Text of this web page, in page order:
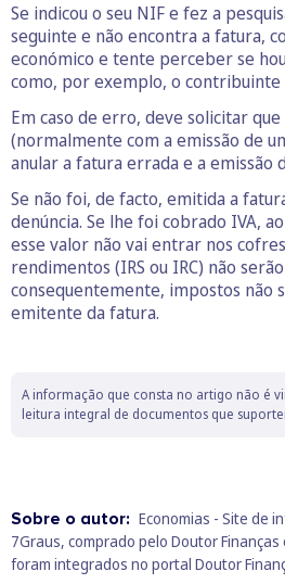
Se indicou o seu NIF e fez a
seguinte e não encontra a fatura,
económico e tente perceber se
como, por exemplo, o contribuinte
Em caso de erro, deve solicitar
(normalmente com a emissão de
anular a fatura errada e a emissão
Se não foi, de facto, emitida a
denúncia. Se lhe foi cobrado IVA,
esse valor não vai entrar nos
rendimentos (IRS ou IRC) não
consequentemente, impostos não
emitente da fatura.
A informação que consta no artigo não é
leitura integral de documentos que
Sobre o autor: Economias - Site de
7Graus, comprado pelo Doutor
foram integrados no portal Doutor